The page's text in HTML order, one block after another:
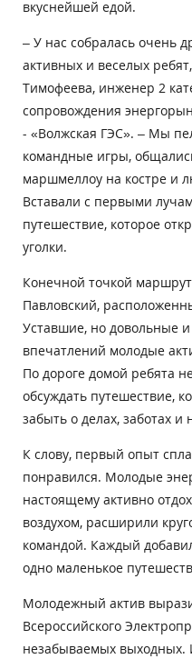
вкуснейшей едой.
– У нас собралась очень
активных и веселых
Тимофеева, инженер 2
сопровождения
- «Волжская ГЭС». – Мы
командные игры,
маршмеллоу на костре и
Вставали с первыми
путешествие, которое
уголки.
Конечной точкой
Павловский,
Уставшие, но довольные
впечатлений молодые
По дороге домой ребята
обсуждать путешествие,
забыть о делах, заботах
К слову, первый опыт
понравился. Молодые
настоящему активно
воздухом, расширили
командой. Каждый
одно маленькое
Молодежный актив
Всероссийского
незабываемых выходных.